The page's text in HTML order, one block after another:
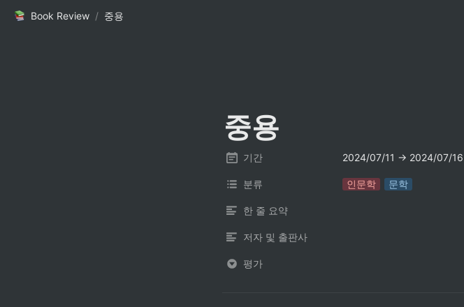
Book Review / 중용
중용
기간 2024/07/11 → 2024/07/16
분류 인문학 문학
한 줄 요약
저자 및 출판사
평가